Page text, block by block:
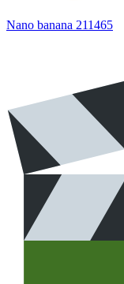
Nano banana 211465